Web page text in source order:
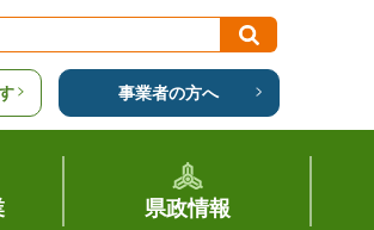
事業者の方へ
県政情報